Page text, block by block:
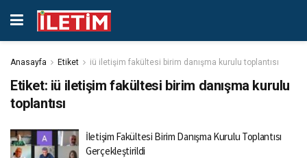
Anasayfa Etiket iü iletişim fakültesi birim danışma kurulu toplantısı
Etiket: iü iletişim fakültesi birim danışma kurulu
toplantısı
İletişim Fakültesi Birim Danışma Kurulu Toplantısı
Gerçekleştirildi